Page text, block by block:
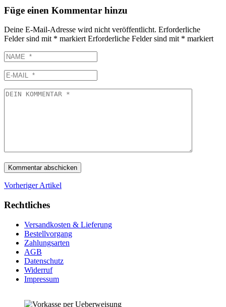
Füge einen Kommentar hinzu
Deine E-Mail-Adresse wird nicht veröffentlicht. Erforderliche
Felder sind mit * markiert Erforderliche Felder sind mit * markiert
Vorheriger Artikel
Rechtliches
Versandkosten & Lieferung
Bestellvorgang
Zahlungsarten
AGB
Datenschutz
Widerruf
Impressum